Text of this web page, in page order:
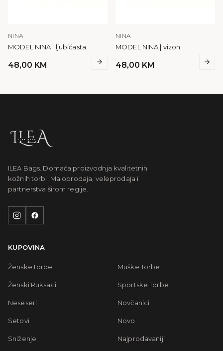
NINA
MODEL NINA | ljubičasta
48,00 KM
NINA
MODEL NINA | vizon
48,00 KM
ILEA Bags. Domaća proizvodnja kvalitetnih
kožnih torbi. Maloprodaja, veleprodaja i
partnerstva širom regije.
KUPOVINA
Ženske torbe Muške Torbe
Ženski Ruksaci Sportske Torbe
Neseseri Novčanici
Setovi Novo
Sniženje Najprodavaniji